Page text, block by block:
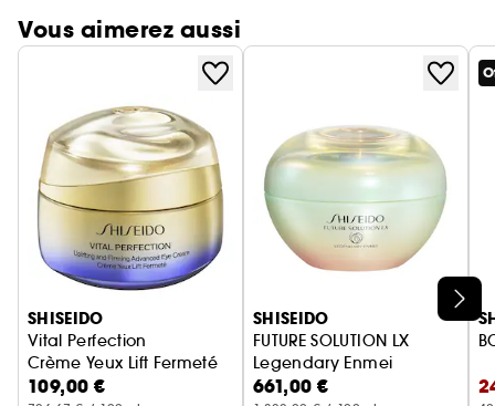
Vous aimerez aussi
Ignorer le carrousel produits
SHISEIDO
Vital Perfection
Crème Yeux Lift Fermeté
109,00 €
SHISEIDO
FUTURE SOLUTION LX
Legendary Enmei
Crème Reconstituante Ultime
661,00 €